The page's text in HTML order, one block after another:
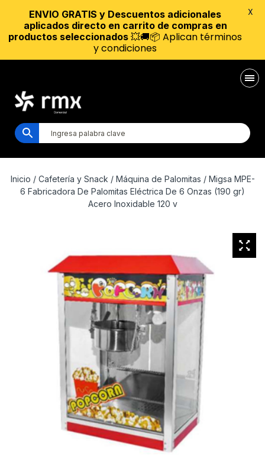
Inicio / Cafetería y Snack / Máquina de Palomitas / Migsa MPE-
6 Fabricadora De Palomitas Eléctrica De 6 Onzas (190 gr)
Acero Inoxidable 120 v
ENVIO GRATIS y Descuentos adicionales
aplicados directo en carrito de compras en
productos seleccionados 💥🚚📦 Aplican términos
y condiciones
X